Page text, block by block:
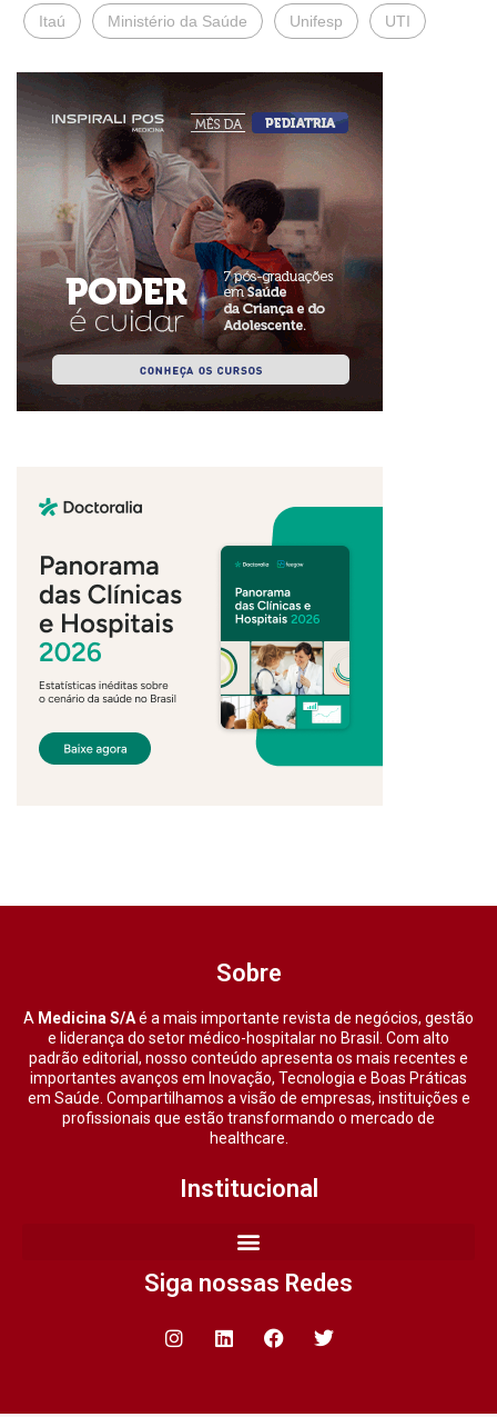
Itaú Ministério da Saúde Unifesp UTI
Sobre
A Medicina S/Aé a mais importante revista de negócios, gestão
e liderança do setor médico-hospitalar no Brasil. Com alto
padrão editorial, nosso conteúdo apresenta os mais recentes e
importantes avanços em Inovação, Tecnologia e Boas Práticas
em Saúde. Compartilhamos a visão de empresas, instituições e
profissionais que estão transformando o mercado de
healthcare.
Institucional
Siga nossas Redes